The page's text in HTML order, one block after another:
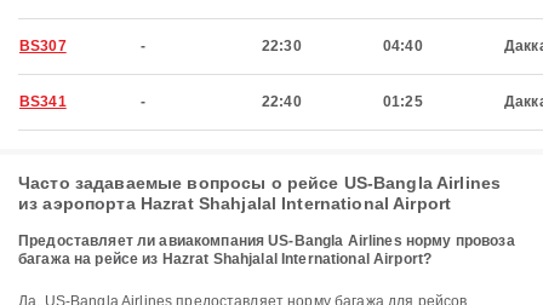
BS307 - 22:30 04:40
BS341 - 22:40 01:25
Часто задаваемые вопросы о рейсе US-Bangla Airlines
из аэропорта Hazrat Shahjalal International Airport
Предоставляет ли авиакомпания US-Bangla Airlines норму провоза
багажа на рейсе из Hazrat Shahjalal International Airport?
Да, US-Bangla Airlines предоставляет норму багажа для рейсов